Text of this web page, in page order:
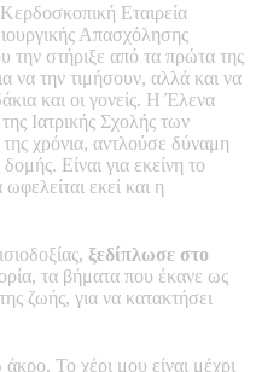
Εταιρεία
Απασχόλησης
στήριξε από τα πρώτα της
να την τιμήσουν, αλλά και να
και οι γονείς. Η Έλενα
Ιατρικής Σχολής των
χρόνια, αντλούσε δύναμη
Είναι για εκείνη το
εκεί και η
ξεδίπλωσε στο
τα βήματα που έκανε ως
ζωής, για να κατακτήσει
Το χέρι μου είναι μέχρι